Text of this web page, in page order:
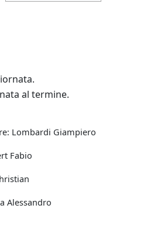
al termine.
Lombardi Giampiero
Fabio
Alessandro